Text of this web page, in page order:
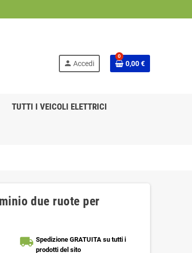
person Accedi
0
0,00 €
TUTTI I VEICOLI ELETTRICI
due ruote per
local_shipping Spedizione GRATUITA su tutti i
prodotti del sito